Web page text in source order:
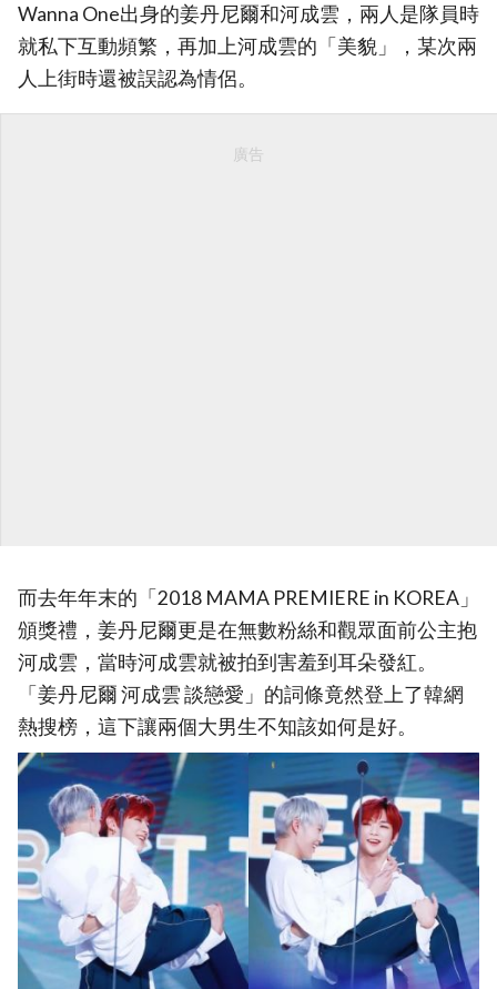
Wanna One出身的姜丹尼爾和河成雲，兩人是隊員時
就私下互動頻繁，再加上河成雲的「美貌」，某次兩
人上街時還被誤認為情侶。
廣告
而去年年末的「2018 MAMA PREMIERE in KOREA」
頒獎禮，姜丹尼爾更是在無數粉絲和觀眾面前公主抱
河成雲，當時河成雲就被拍到害羞到耳朵發紅。
「姜丹尼爾 河成雲 談戀愛」的詞條竟然登上了韓網
熱搜榜，這下讓兩個大男生不知該如何是好。